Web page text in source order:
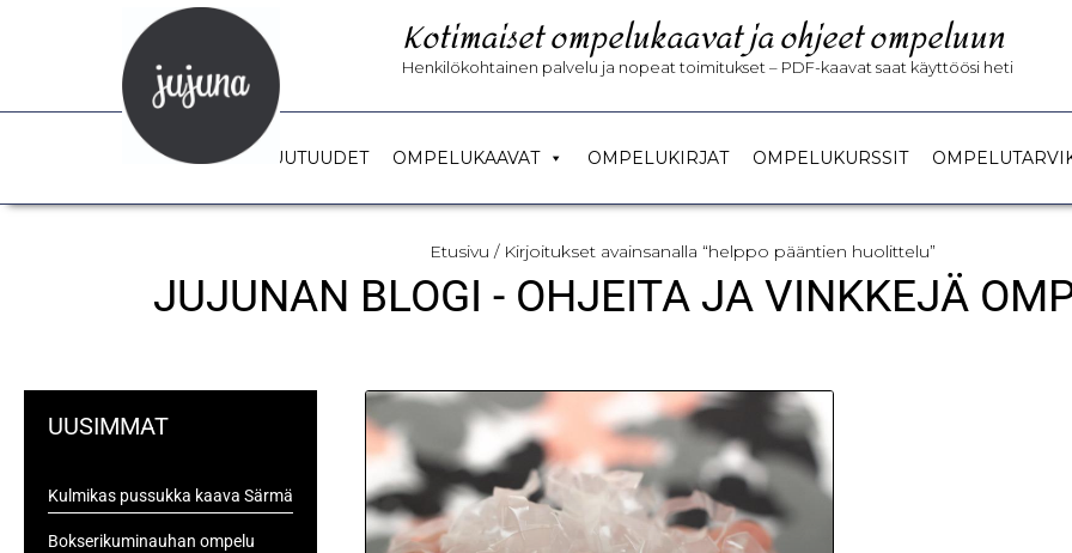
Kotimaiset ompelukaavat ja ohjeet ompeluun
Henkilökohtainen palvelu ja nopeat toimitukset – PDF-kaavat saat käyttöösi heti
UUTUUDET OMPELUKAAVAT OMPELUKIRJAT OMPELUKURSSIT
Etusivu / Kirjoitukset avainsanalla “helppo pääntien huolittelu”
JUJUNAN BLOGI - OHJEITA JA VINKKEJÄ
UUSIMMAT
Kulmikas pussukka kaava Särmä
Bokserikuminauhan ompelu